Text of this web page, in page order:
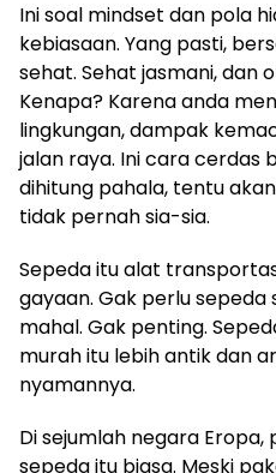
Ini soal mindset dan pola
kebiasaan. Yang pasti,
sehat. Sehat jasmani, dan
Kenapa? Karena anda
lingkungan, dampak
jalan raya. Ini cara cerdas
dihitung pahala, tentu
tidak pernah sia-sia.
Sepeda itu alat
gayaan. Gak perlu
mahal. Gak penting.
murah itu lebih antik dan
nyamannya.
Di sejumlah negara
sepeda itu biasa. Meski